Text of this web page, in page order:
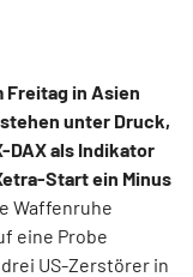
Freitag in Asien
unter Druck,
DAX als Indikator
Start ein Minus
Waffenruhe
eine Probe
US-Zerstörer in